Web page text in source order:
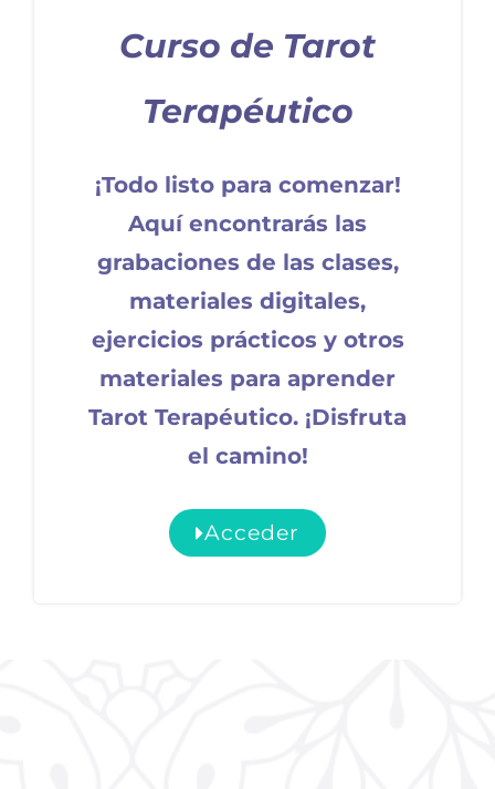
Curso de Tarot
Terapéutico
¡Todo listo para comenzar!
Aquí encontrarás las
grabaciones de las clases,
materiales digitales,
ejercicios prácticos y otros
materiales para aprender
Tarot Terapéutico. ¡Disfruta
el camino!
Acceder